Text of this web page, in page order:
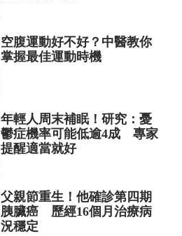
空腹運動好不好？中醫教你
掌握最佳運動時機
年輕人周末補眠！研究：憂
鬱症機率可能低逾4成 專家
提醒適當就好
父親節重生！他確診第四期
胰臟癌 歷經16個月治療病
況穩定